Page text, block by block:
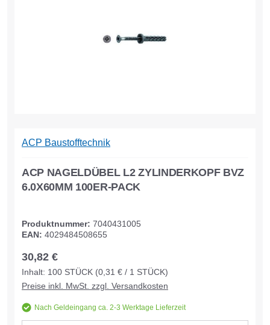
ACP NAGELDÜBEL L2 ZYLINDERKOPF BVZ
6.0X60MM 100ER-PACK
ACP Baustofftechnik
Produktnummer: 7040431005
EAN: 4029484508655
30,82 €
Inhalt: 100 STÜCK (0,31 € / 1 STÜCK)
Preise inkl. MwSt. zzgl. Versandkosten
Nach Geldeingang ca. 2-3 Werktage Lieferzeit